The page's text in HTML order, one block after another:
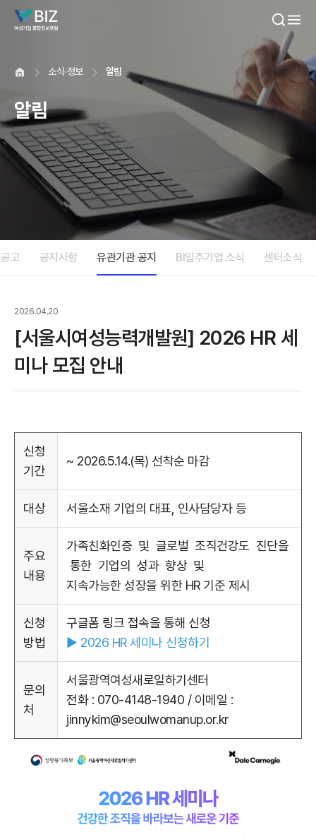
소식·정보 알림
알림
고 공지사항 유관기관 공지 BI입주기업 소식 센터소식
2026.04.20
[서울시여성능력개발원] 2026 HR 세
미나 모집 안내
신청
기간
~ 2026.5.14.(목) 선착순 마감
대상 서울소재 기업의 대표, 인사담당자 등
주요
내용
가족친화인증 및 글로벌 조직건강도 진단을
통한 기업의 성과 향상 및
지속가능한 성장을 위한 HR 기준 제시
신청
방법
구글폼 링크 접속을 통해 신청
▶ 2026 HR 세미나 신청하기
문의
처
서울광역여성새로일하기센터
전화 : 070-4148-1940 / 이메일 :
jinnykim@seoulwomanup.or.kr